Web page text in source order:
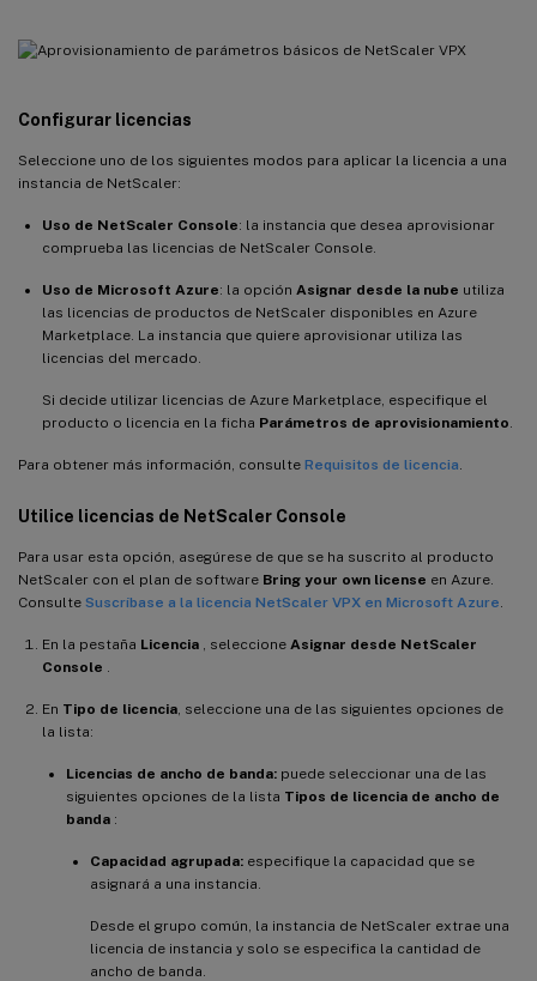
Configurar licencias
Seleccione uno de los siguientes modos para aplicar la licencia a una
instancia de NetScaler:
Uso de NetScaler Console: la instancia que desea aprovisionar
comprueba las licencias de NetScaler Console.
Uso de Microsoft Azure: la opción Asignar desde la nube utiliza
las licencias de productos de NetScaler disponibles en Azure
Marketplace. La instancia que quiere aprovisionar utiliza las
licencias del mercado.
Si decide utilizar licencias de Azure Marketplace, especifique el
producto o licencia en la ficha Parámetros de aprovisionamiento
Para obtener más información, consulte Requisitos de licencia
Utilice licencias de NetScaler Console
Para usar esta opción, asegúrese de que se ha suscrito al producto
NetScaler con el plan de software Bring your own license en Azure.
Consulte Suscríbase a la licencia NetScaler VPX en Microsoft Azure
En la pestaña Licencia , seleccione Asignar desde NetScaler
Console
En Tipo de licencia , seleccione una de las siguientes opciones de
la lista:
Licencias de ancho de banda: puede seleccionar una de las
siguientes opciones de la lista Tipos de licencia de ancho de
banda :
Capacidad agrupada: especifique la capacidad que se
asignará a una instancia.
Desde el grupo común, la instancia de NetScaler extrae una
licencia de instancia y solo se especifica la cantidad de
ancho de banda.